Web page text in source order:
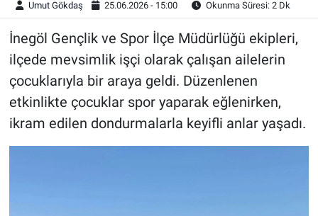
Umut Gökdaş 25.06.2026 - 15:00 Okunma Süresi: 2 Dk
İnegöl Gençlik ve Spor İlçe Müdürlüğü ekipleri,
ilçede mevsimlik işçi olarak çalışan ailelerin
çocuklarıyla bir araya geldi. Düzenlenen
etkinlikte çocuklar spor yaparak eğlenirken,
ikram edilen dondurmalarla keyifli anlar yaşadı.
Teknoloji
Yazarlar
Astroloji-Rüya